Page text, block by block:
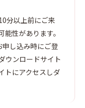
分以上前にご来
性があります。
し込み時にご登
ウンロードサイト
トにアクセスしダ